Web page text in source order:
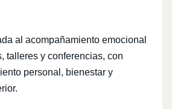
al acompañamiento emocional
talleres y conferencias, con
personal, bienestar y